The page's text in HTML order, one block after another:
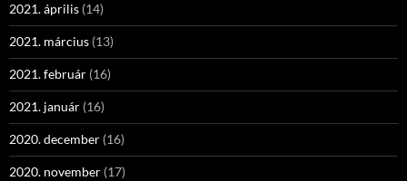
2021. április (14)
2021. március (13)
2021. február (16)
2021. január (16)
2020. december (16)
2020. november (17)